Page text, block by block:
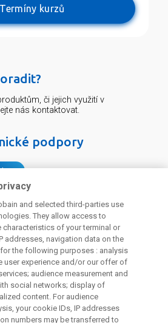
Termíny kurzů
či jejich využití v
nás kontaktovat.
podpory
newsletter
and selected third-parties use
They allow access to
of your terminal or
addresses, navigation data on the
the following purposes : analysis
user experience and/or our offer of
audience measurement and
social networks; display of
content. For audience
your cookie IDs, IP addresses
numbers may be transferred to